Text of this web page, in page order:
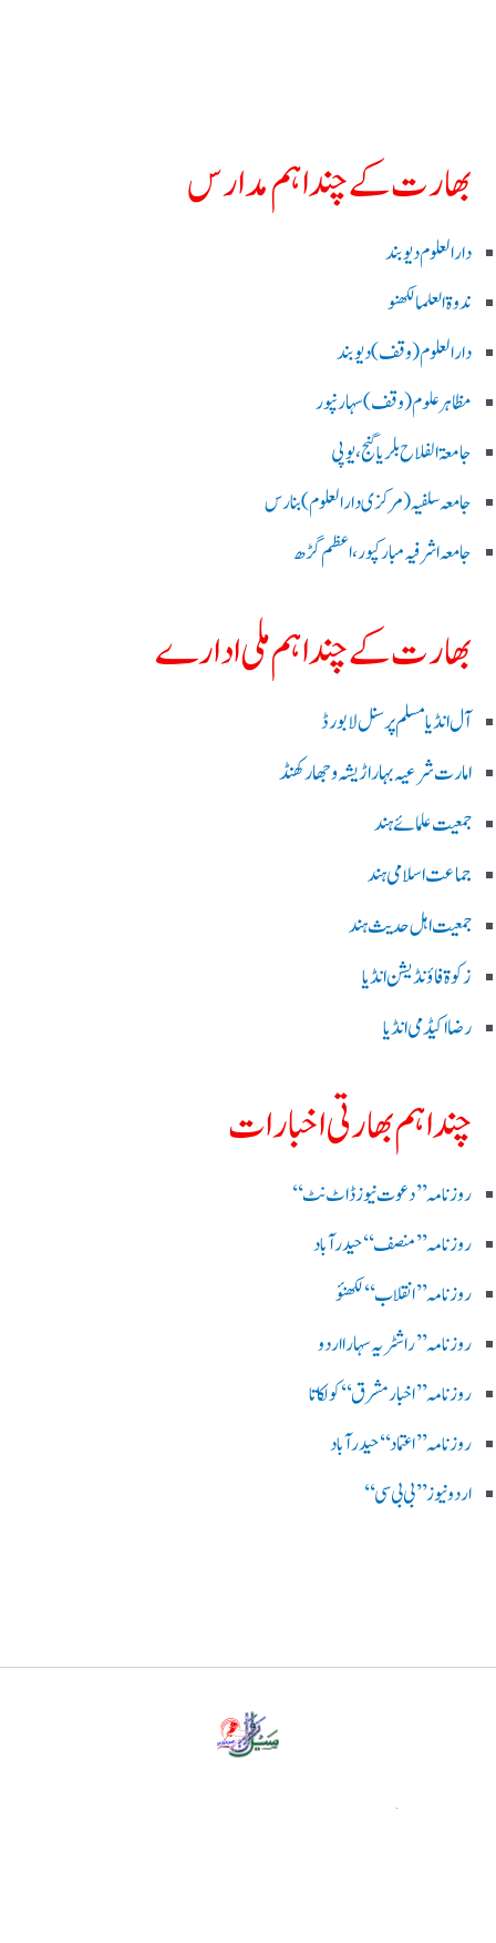
بھارت کے چند اہم مدارس
دارالعلوم دیوبند
ندوۃالعلما لکھنو
دارالعلوم (وقف)دیوبند
مظاہرعلوم (وقف)سہارنپور
جامعۃ الفلاح بلریاگنج،یوپی
جامعہ سلفیہ(مرکزی دارالعلوم )بنارس
جامعہ اشرفیہ مبارکپور،اعظم گڑھ
بھارت کے چند اہم ملی ادارے
آل انڈیا مسلم پرسنل لا بورڈ
امارت شرعیہ بہار اڑیشہ و جھارکھنڈ
جمعیت علمائے ہند
جماعت اسلامی ہند
جمعیت اہل حدیث ہند
زکوۃ فاؤنڈیشن انڈیا
رضا اکیڈمی انڈیا
چند اہم بھارتی اخبارات
روز نامہ ’’ دعوت نیوز ڈاٹ نٹ‘‘
روزنامہ ’’ منصف‘‘ حیدر آباد
روزنامہ ’’ انقلاب‘‘ لکھنؤ
روز نامہ ’’راشٹریہ سہارا اردو
روزنامہ ’’اخبارمشرق‘‘ کولکاتا
روزنامہ ’’اعتماد‘‘ حیدرآباد
اردو نیوز ’’بی بی سی‘‘